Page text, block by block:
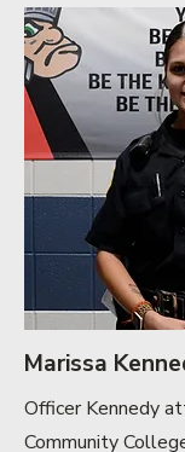
Marissa
Officer Kennedy
Community